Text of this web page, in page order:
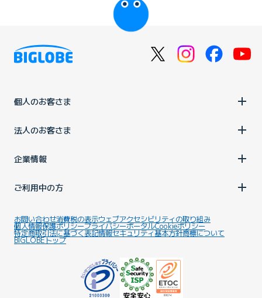
個人のお客さま
法人のお客さま
企業情報
ご利用中の方
お問い合わせ消費税の表示ウェブアクセシビリティの取り組み
個人情報保護ポリシープライバシーポータルCookieポリシー
特定商取引法に基づく表記情報セキュリティ基本方針商標について
BIGLOBEトップ